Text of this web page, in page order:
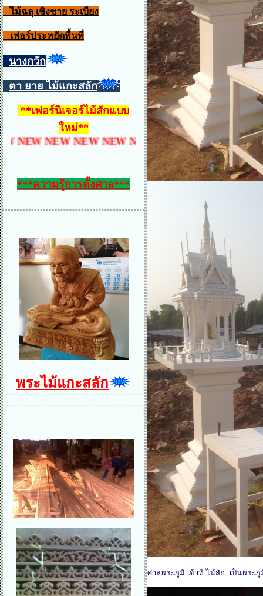
ไม้ฉลุ เชิงชาย ระเบียง
เฟอร์ประหยัดพื้นที่
นางกวัก
ตา ยาย ไม้แกะสลัก
**เฟอร์นิเจอร์ไม้สักแบบ
ใหม่**
NEW NEW NEW NEW NEW NEW NEW NEW
***ความรู้การตั้งศาล***
พระไม้แกะสลัก
ศาลพระภูมิ เจ้าที่ ไม้สัก เป็นพระภู